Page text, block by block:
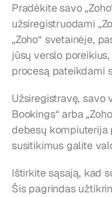
Pradėkite savo
užsiregistruodami
„Zoho“ svetainėje,
jūsų verslo
procesą pateikdami
Užsiregistravę, savo
Bookings“ arba
debesų
susitikimus galite
Ištirkite sąsają, kad
Šis pagrindas